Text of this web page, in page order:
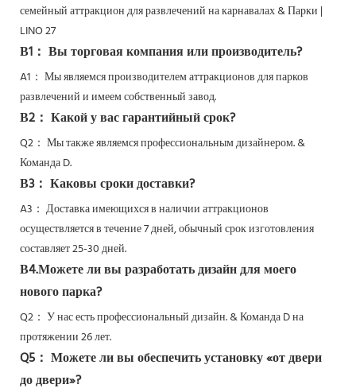
В1： Вы торговая компания или производитель?
A1： Мы являемся производителем аттракционов для парков
развлечений и имеем собственный завод.
В2： Какой у вас гарантийный срок?
Q2： Мы также являемся профессиональным дизайнером. &
Команда D.
В3： Каковы сроки доставки?
A3： Доставка имеющихся в наличии аттракционов
осуществляется в течение 7 дней, обычный срок изготовления
составляет 25-30 дней.
В4.Можете ли вы разработать дизайн для моего
нового парка?
Q2： У нас есть профессиональный дизайн. & Команда D на
протяжении 26 лет.
Q5： Можете ли вы обеспечить установку «от двери
до двери»?